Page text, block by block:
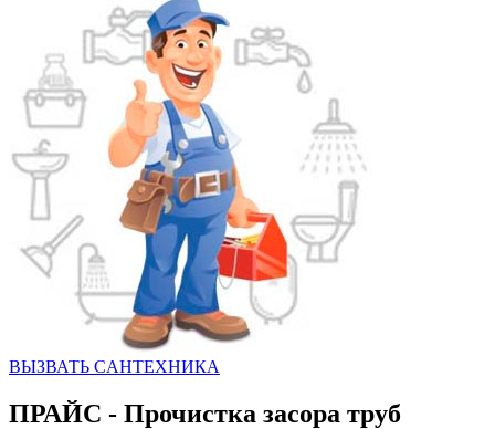
ВЫЗВАТЬ CАНТЕХНИКА
ПРАЙС - Прочистка засора труб